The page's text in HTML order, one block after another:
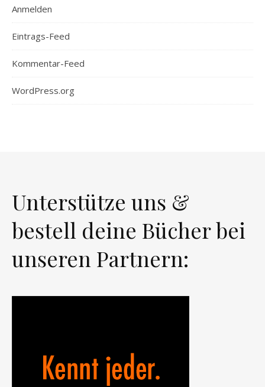
Anmelden
Eintrags-Feed
Kommentar-Feed
WordPress.org
Unterstütze uns &
bestell deine Bücher bei
unseren Partnern: